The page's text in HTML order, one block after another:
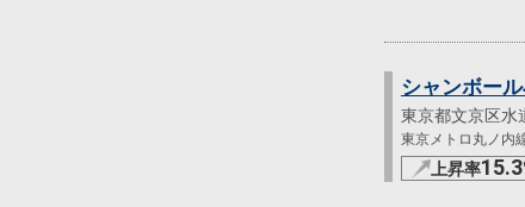
シャンボール
東京都文京区水
東京メトロ丸ノ内
上昇率15.3